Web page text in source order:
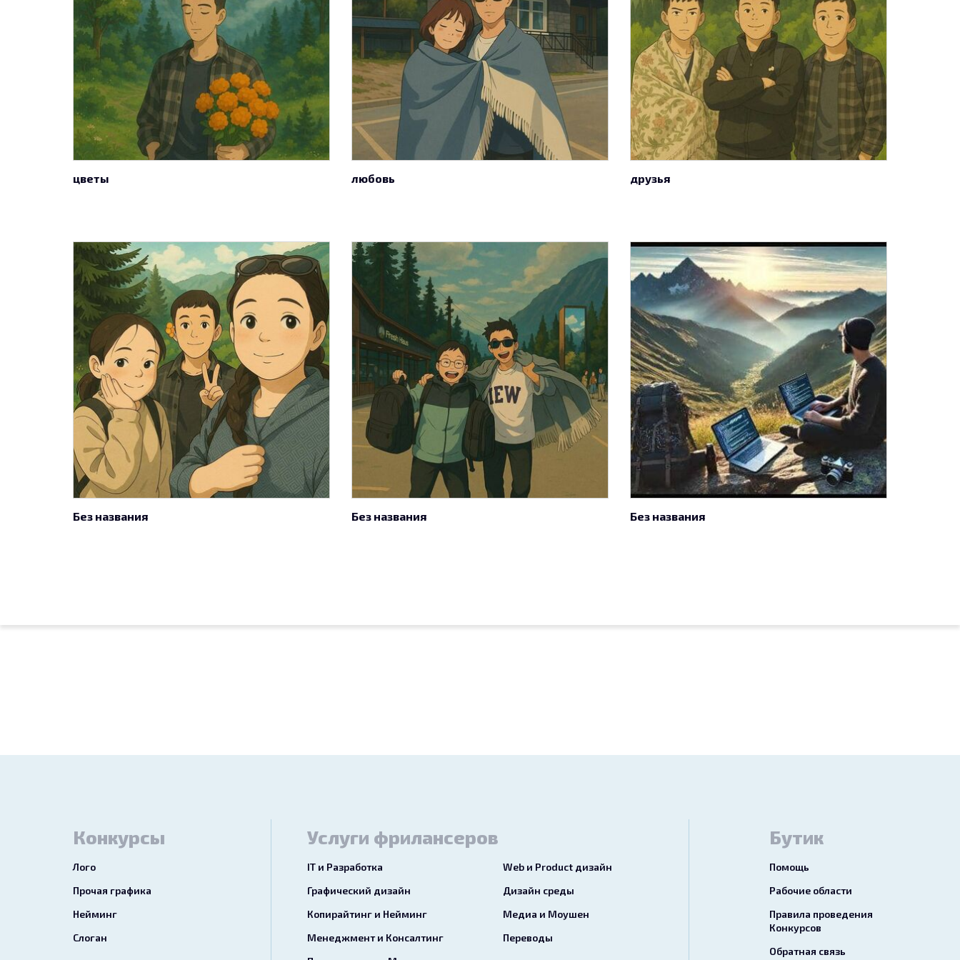
цветы любовь друзья
Без названия Без названия Без названия
Конкурсы
Лого
Прочая графика
Нейминг
Слоган
Услуги фрилансеров
IT и Разработка
Web и Product дизайн
Графический дизайн
Дизайн среды
Копирайтинг и Нейминг
Медиа и Моушен
Менеджмент и Консалтинг
Переводы
Бутик
Помощь
Рабочие области
Правила проведения
Конкурсов
Обратная связь